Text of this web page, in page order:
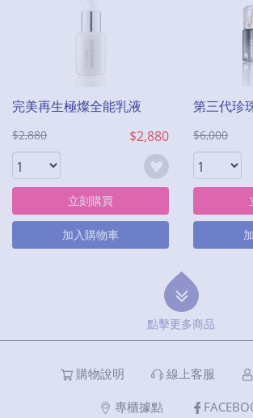
完美再生極燦全能乳液
$2,880 $2,880
立刻購買
加入購物車
第三代珍
$6,000
點擊更多商品
購物說明 線上客服
專櫃據點